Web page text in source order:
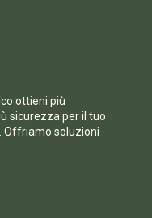
ottieni più
sicurezza per il tuo
Offriamo soluzioni